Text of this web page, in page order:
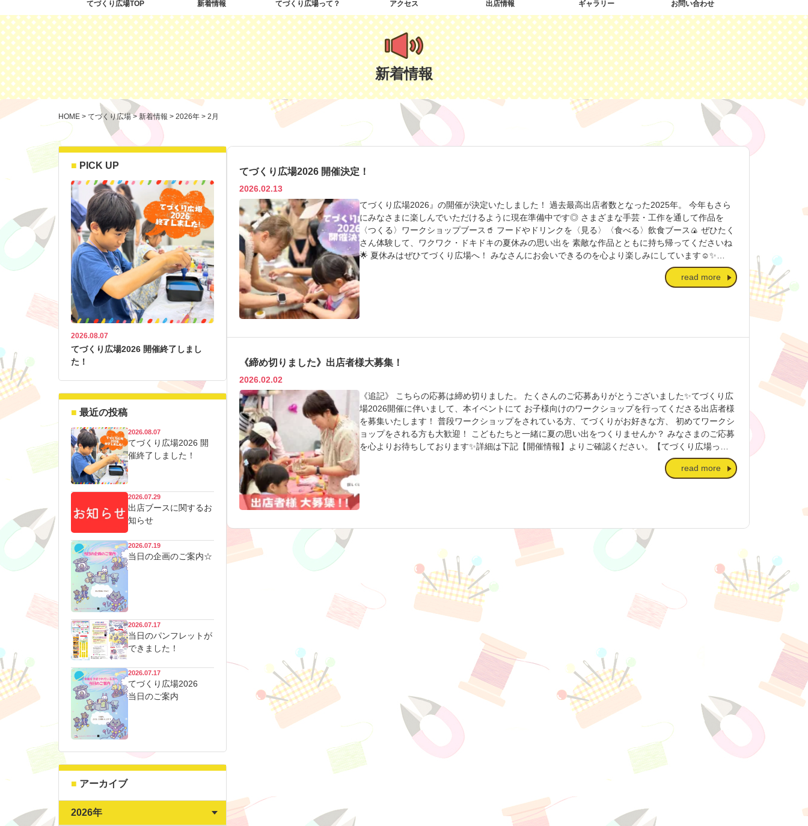
てづくり広場TOP 新着情報 てづくり広場って？ アクセス 出店情報 ギャラリー お問い合わせ
新着情報
HOME > てづくり広場> 新着情報 > 2026年 > 2月
PICK UP
2026.08.07
てづくり広場2026 開催終了しまし
た！
最近の投稿
2026.08.07
てづくり広場2026 開
催終了しました！
2026.07.29
出店ブースに関するお
知らせ
2026.07.19
当日の企画のご案内☆
2026.07.17
当日のパンフレットが
できました！
2026.07.17
てづくり広場2026
当日のご案内
アーカイブ
2026年
てづくり広場2026 開催決定！
2026.02.13
てづくり広場2026』の開催が決定いたしました！ 過去最高出店者数となった2025年。 今年もさら
にみなさまに楽しんでいただけるように現在準備中です◎ さまざまな手芸・工作を通して作品を
〈つくる〉ワークショップブース🥤 フードやドリンクを〈見る〉〈食べる〉飲食ブース🍙 ぜひたく
さん体験して、ワクワク・ドキドキの夏休みの思い出を 素敵な作品とともに持ち帰ってくださいね
🌟 夏休みはぜひてづくり広場へ！ みなさんにお会いできるのを心より楽しみにしています☺✨
Instagram(@tedukurihiroba)でもお知らせや出店情報をアップしていきますので ぜひチェックして
みてくださいね✨ 【てづくり広場って？】ノムラテーラー主催のこども向けてづくり体験イベン
望の方は 「出店応募・問い合わせ」ページをご覧ください ご質問やご相談などがございました
ら、 event@nomura-tailor.co.jp またはノムラテーラー四条店 販売促進部まで お気軽にご連絡くだ
read more
《締め切りました》出店者様大募集！
2026.02.02
《追記》 こちらの応募は締め切りました。 たくさんのご応募ありがとうございました✨てづくり広
場2026開催に伴いまして、本イベントにて お子様向けのワークショップを行ってくださる出店者様
を募集いたします！ 普段ワークショップをされている方、てづくりがお好きな方、 初めてワークシ
ョップをされる方も大歓迎！ こどもたちと一緒に夏の思い出をつくりませんか？ みなさまのご応募
を心よりお待ちしております✨詳細は下記【開催情報】よりご確認ください。【てづくり広場っ
て？】ノムラテーラー主催のこども向けてづくり体験イベント。 毎年夏に開催しており、今年で15
周年を迎えます◎ 対象は幼稚園〜小学生までのこどもたち。 毎年たくさんの笑顔に溢れたイベント
はノムラテーラー四条店 販売促進部まで お気軽にご連絡ください🙋
read more